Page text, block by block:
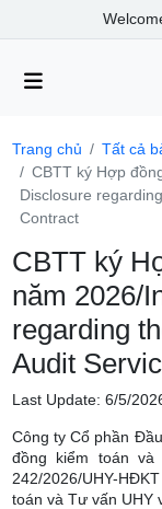
Trang chủ
Tất cả
CBTT ký Hợp
Disclosure
Contract
CBTT ký
năm 2026/
regarding
Audit
Last Update: 6/5/
Công ty Cổ phần
đồng kiểm toán
242/2026/UHY-
toán và Tư vấn UHY